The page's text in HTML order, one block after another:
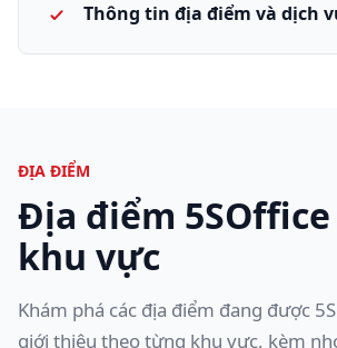
Thông tin địa điểm và dịch
ĐỊA ĐIỂM
Địa điểm
khu vực
Khám phá các địa điểm đang được
giới thiệu theo từng khu vực, kèm